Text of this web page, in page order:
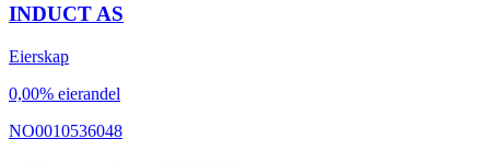
INDUCT AS
Eierskap
0,00% eierandel
NO0010536048